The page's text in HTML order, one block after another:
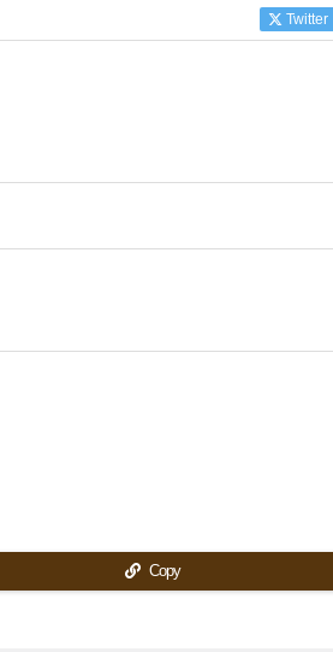
Twitter
Copy